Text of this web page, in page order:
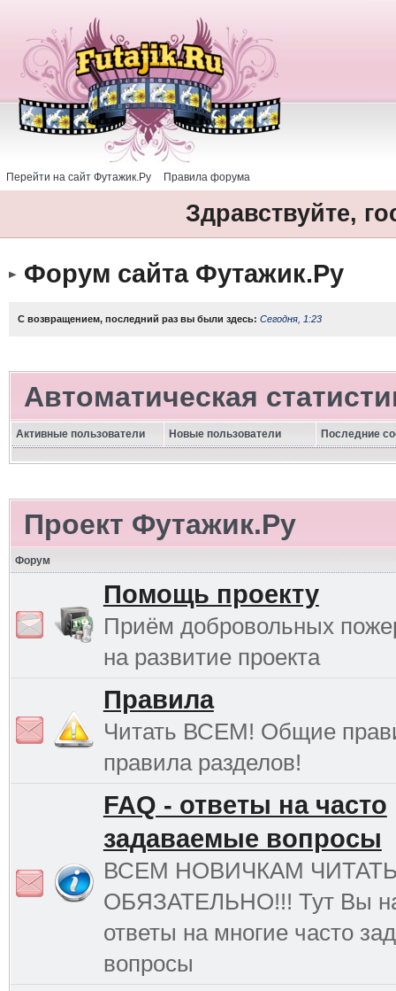
Перейти на сайт Футажик.Ру Правила форума
Здравствуйте,
Форум сайта Футажик.Ру
С возвращением, последний раз вы были здесь: Сегодня, 1:23
Автоматическая
Активные пользователи Новые пользователи Последние
Проект Футажик.Ру
Форум
Помощь проекту
Приём добровольных
на развитие проекта
Правила
Читать ВСЕМ! Общие
правила разделов!
FAQ - ответы на часто
задаваемые вопросы
ВСЕМ НОВИЧКАМ
ОБЯЗАТЕЛЬНО!!! Тут Вы
ответы на многие часто
вопросы